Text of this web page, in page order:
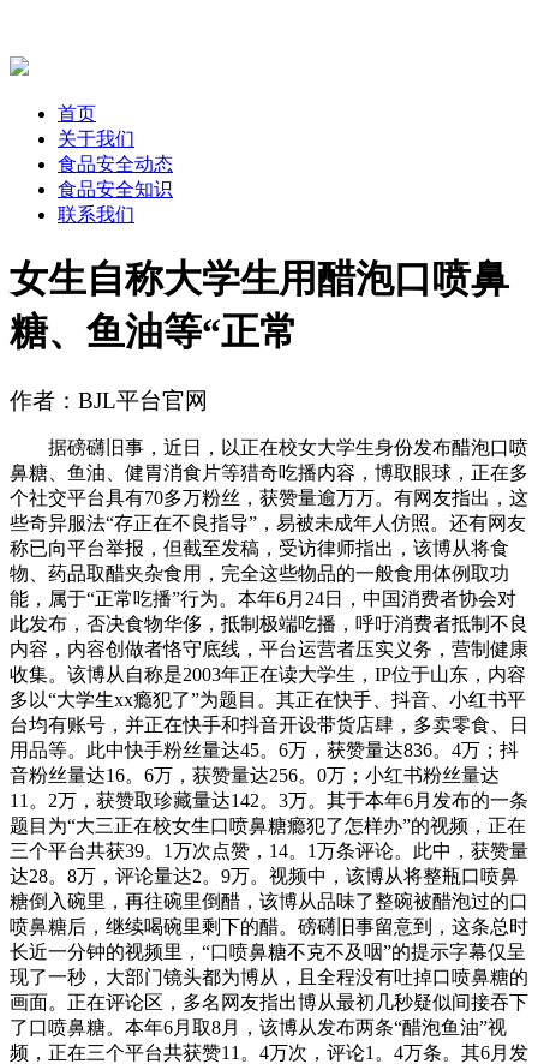
首页
关于我们
食品安全动态
食品安全知识
联系我们
女生自称大学生用醋泡口喷鼻
糖、鱼油等“正常
作者：BJL平台官网
据磅礴旧事，近日，以正在校女大学生身份发布醋泡口喷
鼻糖、鱼油、健胃消食片等猎奇吃播内容，博取眼球，正在多
个社交平台具有70多万粉丝，获赞量逾万万。有网友指出，这
些奇异服法“存正在不良指导”，易被未成年人仿照。还有网友
称已向平台举报，但截至发稿，受访律师指出，该博从将食
物、药品取醋夹杂食用，完全这些物品的一般食用体例取功
能，属于“正常吃播”行为。本年6月24日，中国消费者协会对
此发布，否决食物华侈，抵制极端吃播，呼吁消费者抵制不良
内容，内容创做者恪守底线，平台运营者压实义务，营制健康
收集。该博从自称是2003年正在读大学生，IP位于山东，内容
多以“大学生xx瘾犯了”为题目。其正在快手、抖音、小红书平
台均有账号，并正在快手和抖音开设带货店肆，多卖零食、日
用品等。此中快手粉丝量达45。6万，获赞量达836。4万；抖
音粉丝量达16。6万，获赞量达256。0万；小红书粉丝量达
11。2万，获赞取珍藏量达142。3万。其于本年6月发布的一条
题目为“大三正在校女生口喷鼻糖瘾犯了怎样办”的视频，正在
三个平台共获39。1万次点赞，14。1万条评论。此中，获赞量
达28。8万，评论量达2。9万。视频中，该博从将整瓶口喷鼻
糖倒入碗里，再往碗里倒醋，该博从品味了整碗被醋泡过的口
喷鼻糖后，继续喝碗里剩下的醋。磅礴旧事留意到，这条总时
长近一分钟的视频里，“口喷鼻糖不克不及咽”的提示字幕仅呈
现了一秒，大部门镜头都为博从，且全程没有吐掉口喷鼻糖的
画面。正在评论区，多名网友指出博从最初几秒疑似间接吞下
了口喷鼻糖。本年6月取8月，该博从发布两条“醋泡鱼油”视
频，正在三个平台共获赞11。4万次，评论1。4万条。其6月发